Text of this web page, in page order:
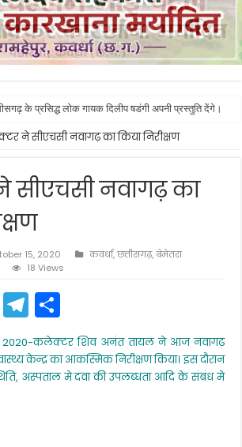
के प्रसिद्ध लोक गायक दिलीप षडंगी अपनी प्रस्तुति देंगे।
शक्कर कारखाने का निरिक्षण, कहा तय समय पर हो भुगतान
ने सीएचसी नवागढ़ का किया निरीक्षण
नवागढ़ का
15, 2020 कवर्धा,छत्तीसगढ़,बेमेतरा
18 Views
W T
el
e
gr
h
ar
e
2020-कलेक्टर शिव अनंत तायल ने आज नवागढ़
केन्द्र का आकस्मिक निरीक्षण किया। इस दौरान
अस्पताल मे दवा की उपलब्धता आदि के संबंध मे